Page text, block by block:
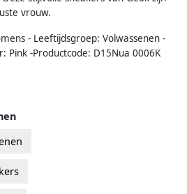
vrouw.
- Leeftijdsgroep: Volwassenen -
Pink -Productcode: D15Nua 0006K